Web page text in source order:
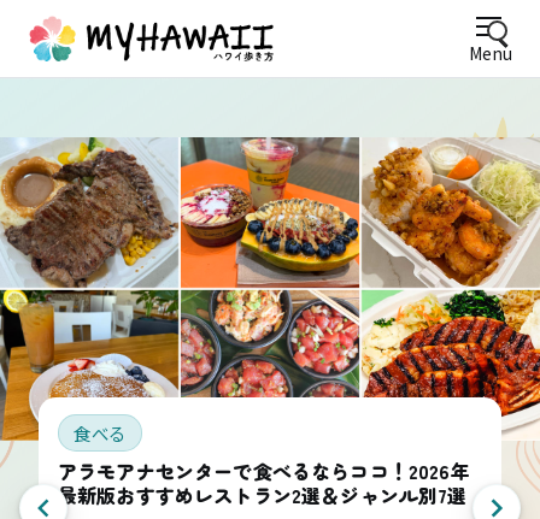
Menu
食べる
アラモアナセンターで食べるならココ！2026年
最新版おすすめレストラン2選＆ジャンル別7選